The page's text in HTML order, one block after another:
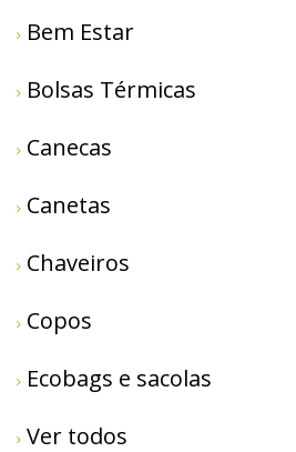
Bem Estar
Bolsas Térmicas
Canecas
Canetas
Chaveiros
Copos
Ecobags e sacolas
Ver todos